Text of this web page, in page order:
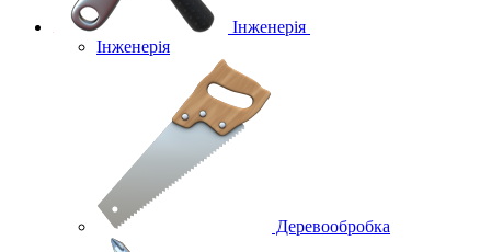
Інженерія
Інженерія
Деревообробка